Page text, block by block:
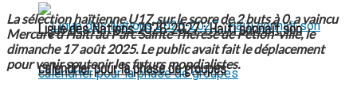
Ligue des Nations 2026-2027 : Haïti connaît son
calendrier pour la phase de groupes
La sélection haïtienne U17, sur le score de 2 buts à 0, a vaincu
Mercure d’Haïti au Parc Sainte Thérèse de Pétion-ville, le
dimanche 17 août 2025. Le public avait fait le déplacement
pour venir soutenir les futurs mondialistes.